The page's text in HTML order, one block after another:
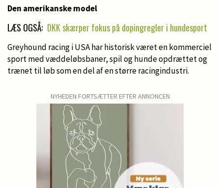
Den amerikanske model
LÆS OGSÅ: DKK skærper fokus på dopingregler i hundesport
Greyhound racing i USA har historisk været en kommerciel
sport med væddeløbsbaner, spil og hunde opdrættet og
trænet til løb som en del af en større racingindustri.
NYHEDEN FORTSÆTTER EFTER ANNONCEN